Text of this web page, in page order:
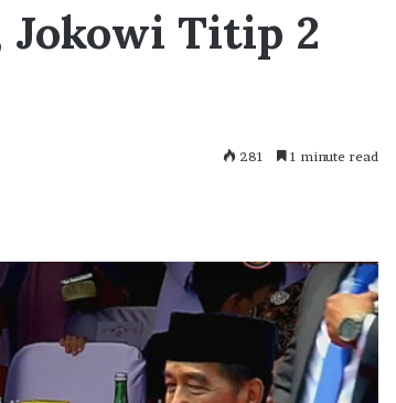
Jokowi Titip 2
281 1 minute read